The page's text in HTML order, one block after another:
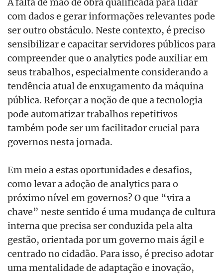
com dados e gerar informações relevantes pode
ser outro obstáculo. Neste contexto, é preciso
sensibilizar e capacitar servidores públicos para
compreender que o analytics pode auxiliar em
seus trabalhos, especialmente considerando a
tendência atual de enxugamento da máquina
pública. Reforçar a noção de que a tecnologia
pode automatizar trabalhos repetitivos
também pode ser um facilitador crucial para
governos nesta jornada.
Em meio a estas oportunidades e desafios,
como levar a adoção de analytics para o
próximo nível em governos? O que “vira a
chave” neste sentido é uma mudança de cultura
interna que precisa ser conduzida pela alta
gestão, orientada por um governo mais ágil e
centrado no cidadão. Para isso, é preciso adotar
uma mentalidade de adaptação e inovação,